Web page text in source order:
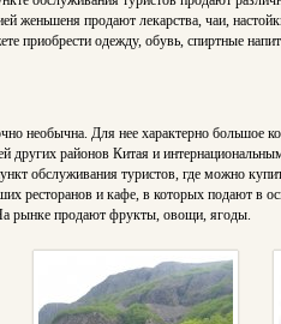
женьшеня продают лекарства, чаи,
приобрести одежду, обувь, спиртные
необычна. Для нее характерно большое
других районов Китая и
обслуживания туристов, где можно
ресторанов и кафе, в которых подают в
рынке продают фрукты, овощи, ягоды.